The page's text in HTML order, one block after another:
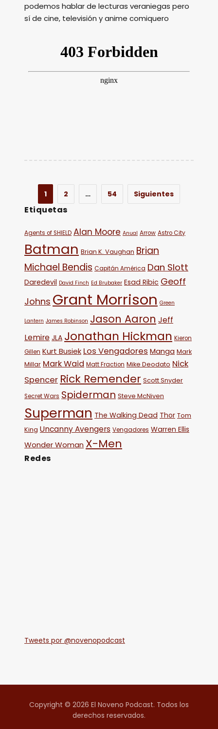
podemos hablar de lecturas veraniegas pero
sí de cine, televisión y anime comiquero
1 2 … 54 Siguientes
Etiquetas
Agents of SHIELD Alan Moore Anual Arrow Astro City
Batman Brian K. Vaughan Brian
Michael Bendis Capitán América Dan Slott
Daredevil David Finch Ed Brubaker Esad Ribic Geoff
Johns Grant Morrison Green
Lantern James Robinson Jason Aaron Jeff
Lemire JLA Jonathan Hickman Kieron
Gillen Kurt Busiek Los Vengadores Manga Mark
Millar Mark Waid Matt Fraction Mike Deodato Nick
Spencer Rick Remender Scott Snyder
Secret Wars Spiderman Steve McNiven
Superman The Walking Dead Thor Tom
King Uncanny Avengers Vengadores Warren Ellis
Wonder Woman X-Men
Redes
Tweets por @novenopodcast
Copyright © 2026 El Noveno Podcast. Todos los
derechos reservados.